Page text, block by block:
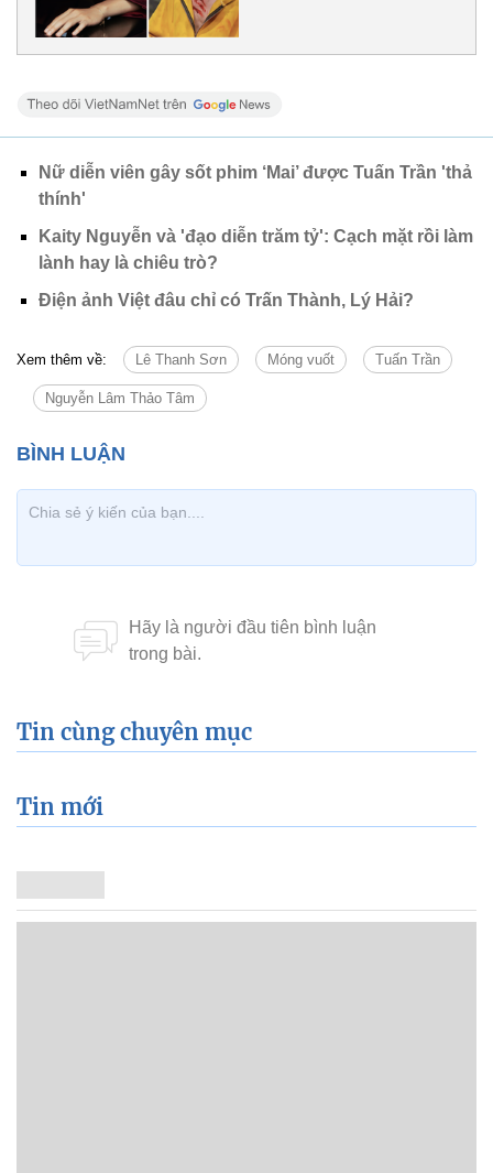
Nữ diễn viên gây sốt phim ‘Mai’ được Tuấn Trần 'thả
thính'
Kaity Nguyễn và 'đạo diễn trăm tỷ': Cạch mặt rồi làm
lành hay là chiêu trò?
Điện ảnh Việt đâu chỉ có Trấn Thành, Lý Hải?
Xem thêm về: Lê Thanh Sơn Móng vuốt Tuấn Trần
Nguyễn Lâm Thảo Tâm
Tin cùng chuyên mục
Tin mới